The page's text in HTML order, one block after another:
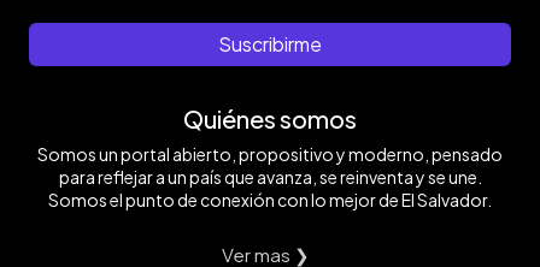
Suscribirme
Quiénes somos
Somos un portal abierto, propositivo y moderno, pensado
para reflejar a un país que avanza, se reinventa y se une.
Somos el punto de conexión con lo mejor de El Salvador.
Ver mas ❯